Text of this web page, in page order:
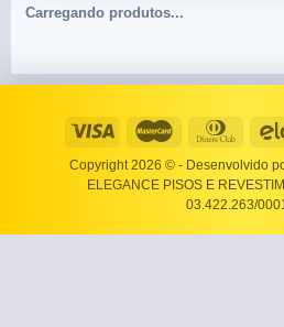
Carregando produtos...
Copyright 2026 © - Desenvolvido
ELEGANCE PISOS E
03.422.263/